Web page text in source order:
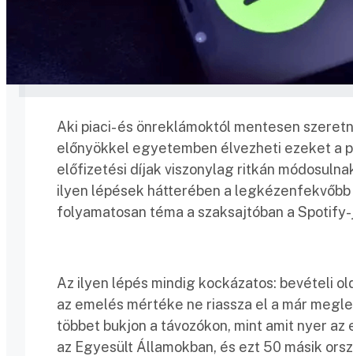
Aki piaci- és önreklámoktól mentesen
előnyökkel egyetemben élvezheti ezeket a
előfizetési díjak viszonylag ritkán
ilyen lépések hátterében a
folyamatosan téma a szaksajtóban a
Az ilyen lépés mindig kockázatos: bevételi
az emelés mértéke ne riassza el a már
többet bukjon a távozókon, mint amit nyer
az Egyesült Államokban, és ezt 50 másik